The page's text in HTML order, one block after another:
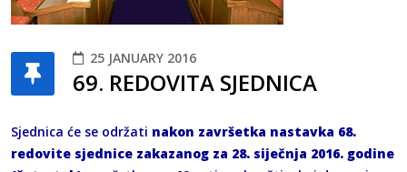
25 JANUARY 2016
69. REDOVITA SJEDNICA
Sjednica će se održati nakon završetka nastavka 68.
redovite sjednice zakazanog za 28. siječnja 2016. godine